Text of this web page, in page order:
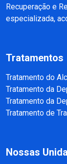
Recuperação e
especializada,
Tratamentos
Tratamento do
Tratamento da
Tratamento da
Tratamento de
Nossas